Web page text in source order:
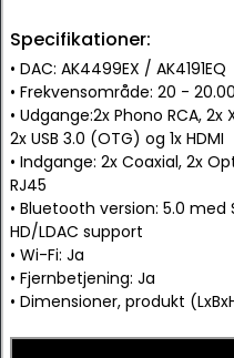
Specifikationer:
• DAC: AK4499EX / AK4191EQ
• Frekvensområde: 20 -
• Udgange:2x Phono RCA, 2x
2x USB 3.0 (OTG) og 1x HDMI
• Indgange: 2x Coaxial, 2x
RJ45
• Bluetooth version: 5.0
HD/LDAC support
• Wi-Fi: Ja
• Fjernbetjening: Ja
• Dimensioner, produkt